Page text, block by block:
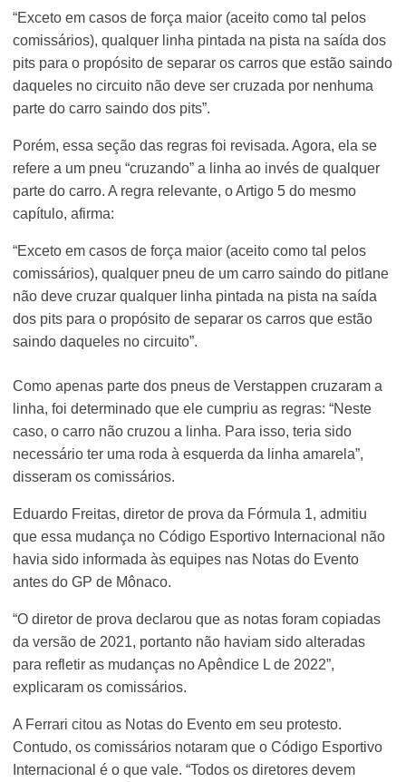
“Exceto em casos de força maior (aceito como tal pelos
comissários), qualquer linha pintada na pista na saída dos
pits para o propósito de separar os carros que estão saindo
daqueles no circuito não deve ser cruzada por nenhuma
parte do carro saindo dos pits”.
Porém, essa seção das regras foi revisada. Agora, ela se
refere a um pneu “cruzando” a linha ao invés de qualquer
parte do carro. A regra relevante, o Artigo 5 do mesmo
capítulo, afirma:
“Exceto em casos de força maior (aceito como tal pelos
comissários), qualquer pneu de um carro saindo do pitlane
não deve cruzar qualquer linha pintada na pista na saída
dos pits para o propósito de separar os carros que estão
saindo daqueles no circuito”.
Como apenas parte dos pneus de Verstappen cruzaram a
linha, foi determinado que ele cumpriu as regras: “Neste
caso, o carro não cruzou a linha. Para isso, teria sido
necessário ter uma roda à esquerda da linha amarela”,
disseram os comissários.
Eduardo Freitas, diretor de prova da Fórmula 1, admitiu
que essa mudança no Código Esportivo Internacional não
havia sido informada às equipes nas Notas do Evento
antes do GP de Mônaco.
“O diretor de prova declarou que as notas foram copiadas
da versão de 2021, portanto não haviam sido alteradas
para refletir as mudanças no Apêndice L de 2022”,
explicaram os comissários.
A Ferrari citou as Notas do Evento em seu protesto.
Contudo, os comissários notaram que o Código Esportivo
Internacional é o que vale. “Todos os diretores devem